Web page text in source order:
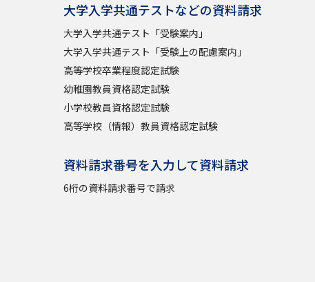
大学入学共通テストなどの資料請求
大学入学共通テスト「受験案内」
大学入学共通テスト「受験上の配慮案内」
高等学校卒業程度認定試験
幼稚園教員資格認定試験
小学校教員資格認定試験
高等学校（情報）教員資格認定試験
資料請求番号を入力して資料請求
6桁の資料請求番号で請求